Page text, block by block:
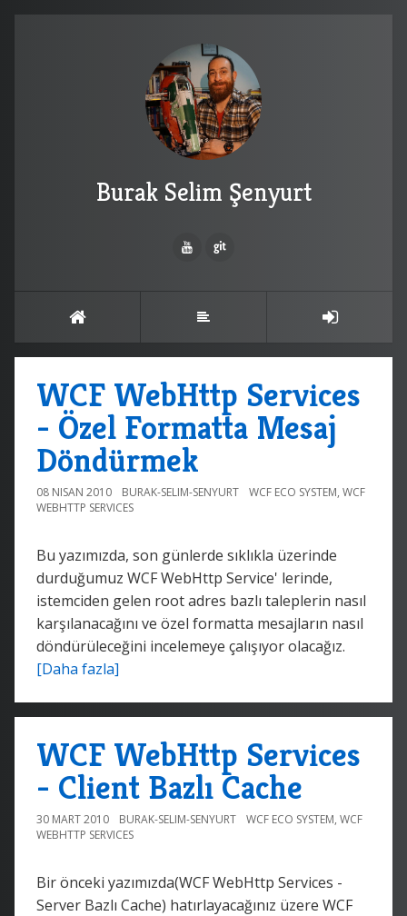
Burak Selim Şenyurt
WCF WebHttp Services
- Özel Formatta Mesaj
Döndürmek
08 NISAN 2010 BURAK-SELIM-SENYURT WCF ECO SYSTEM, WCF
WEBHTTP SERVICES
Bu yazımızda, son günlerde sıklıkla üzerinde
durduğumuz WCF WebHttp Service' lerinde,
istemciden gelen root adres bazlı taleplerin nasıl
karşılanacağını ve özel formatta mesajların nasıl
döndürüleceğini incelemeye çalışıyor olacağız.
[Daha fazla]
WCF WebHttp Services
- Client Bazlı Cache
30 MART 2010 BURAK-SELIM-SENYURT WCF ECO SYSTEM, WCF
WEBHTTP SERVICES
Bir önceki yazımızda(WCF WebHttp Services -
Server Bazlı Cache) hatırlayacağınız üzere WCF